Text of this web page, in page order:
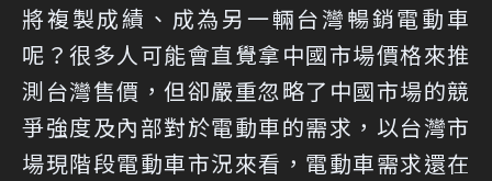
將複製成績、成為另一輛台灣暢銷電動車
呢？很多人可能會直覺拿中國市場價格來推
測台灣售價，但卻嚴重忽略了中國市場的競
爭強度及內部對於電動車的需求，以台灣市
場現階段電動車市況來看，電動車需求還在